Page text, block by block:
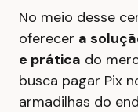
No meio desse
oferecer a
e prática do
busca pagar Pix
armadilhas do